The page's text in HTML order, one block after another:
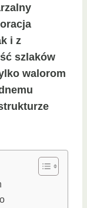
i z
szlaków
walorom